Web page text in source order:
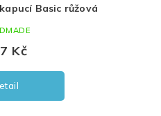
Basic růžová
Kč